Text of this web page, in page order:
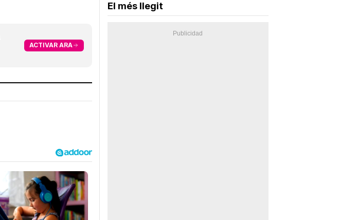
ACTIVAR ARA
El més llegit